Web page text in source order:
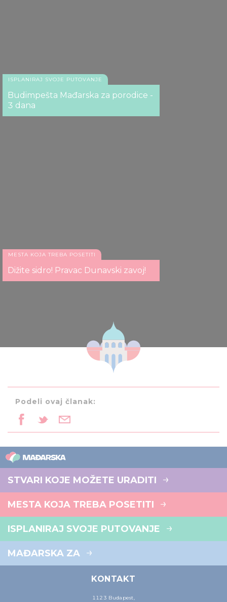
ISPLANIRAJ SVOJE PUTOVANJE
Budimpešta Mađarska za porodice -
3 dana
MESTA KOJA TREBA POSETITI
Dižite sidro! Pravac Dunavski zavoj!
Podeli ovaj članak:
STVARI KOJE MOŽETE URADITI
MESTA KOJA TREBA POSETITI
ISPLANIRAJ SVOJE PUTOVANJE
MAĐARSKA ZA
KONTAKT
1123 Budapest,